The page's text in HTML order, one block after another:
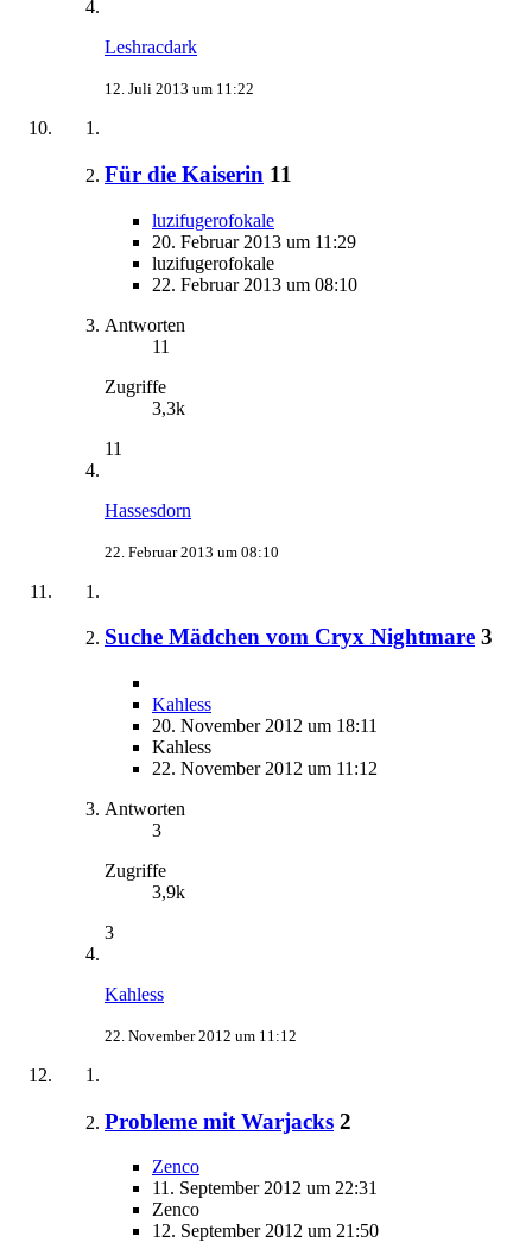
Leshracdark
12. Juli 2013 um 11:22
Für die Kaiserin 11
luzifugerofokale
20. Februar 2013 um 11:29
luzifugerofokale
22. Februar 2013 um 08:10
Antworten
11
Zugriffe
3,3k
11
Hassesdorn
22. Februar 2013 um 08:10
Suche Mädchen vom Cryx Nightmare 3
Kahless
20. November 2012 um 18:11
Kahless
22. November 2012 um 11:12
Antworten
3
Zugriffe
3,9k
3
Kahless
22. November 2012 um 11:12
Probleme mit Warjacks 2
Zenco
11. September 2012 um 22:31
Zenco
12. September 2012 um 21:50